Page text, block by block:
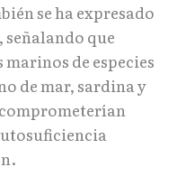
se ha expresado
que
de especies
de mar, sardina y